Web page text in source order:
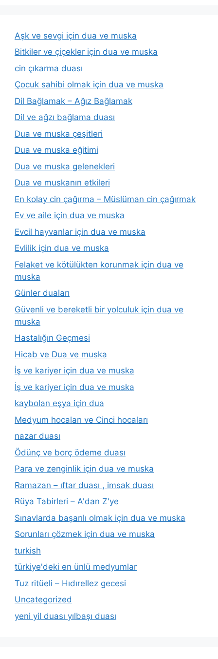
Aşk ve sevgi için dua ve muska
Bitkiler ve çiçekler için dua ve muska
cin çıkarma duası
Çocuk sahibi olmak için dua ve muska
Dil Bağlamak – Ağız Bağlamak
Dil ve ağzı bağlama duası
Dua ve muska çeşitleri
Dua ve muska eğitimi
Dua ve muska gelenekleri
Dua ve muskanın etkileri
En kolay cin çağırma – Müslüman cin çağırmak
Ev ve aile için dua ve muska
Evcil hayvanlar için dua ve muska
Evlilik için dua ve muska
Felaket ve kötülükten korunmak için dua ve
muska
Günler duaları
Güvenli ve bereketli bir yolculuk için dua ve
muska
Hastalığın Geçmesi
Hicab ve Dua ve muska
İş ve kariyer için dua ve muska
İş ve kariyer için dua ve muska
kaybolan eşya için dua
Medyum hocaları ve Cinci hocaları
nazar duası
Ödünç ve borç ödeme duası
Para ve zenginlik için dua ve muska
Ramazan – ıftar duası , imsak duası
Rüya Tabirleri – A'dan Z'ye
Sınavlarda başarılı olmak için dua ve muska
Sorunları çözmek için dua ve muska
turkish
türkiye'deki en ünlü medyumlar
Tuz ritüeli – Hıdırellez gecesi
Uncategorized
yeni yil duası yılbaşı duası